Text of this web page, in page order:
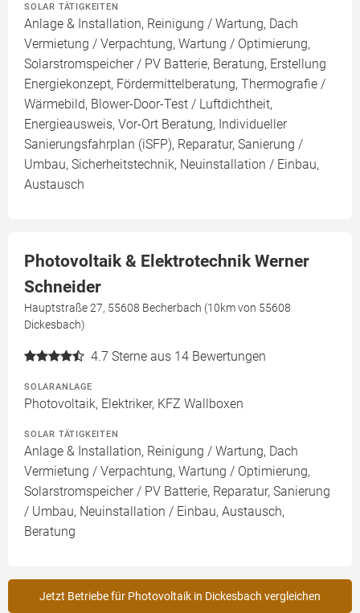
SOLAR TÄTIGKEITEN
Anlage & Installation, Reinigung / Wartung, Dach
Vermietung / Verpachtung, Wartung / Optimierung,
Solarstromspeicher / PV Batterie, Beratung, Erstellung
Energiekonzept, Fördermittelberatung, Thermografie /
Wärmebild, Blower-Door-Test / Luftdichtheit,
Energieausweis, Vor-Ort Beratung, Individueller
Sanierungsfahrplan (iSFP), Reparatur, Sanierung /
Umbau, Sicherheitstechnik, Neuinstallation / Einbau,
Austausch
Photovoltaik & Elektrotechnik Werner
Schneider
Hauptstraße 27, 55608 Becherbach (10km von 55608
Dickesbach)
4.7 Sterne aus 14 Bewertungen
SOLARANLAGE
Photovoltaik, Elektriker, KFZ Wallboxen
SOLAR TÄTIGKEITEN
Anlage & Installation, Reinigung / Wartung, Dach
Vermietung / Verpachtung, Wartung / Optimierung,
Solarstromspeicher / PV Batterie, Reparatur, Sanierung
/ Umbau, Neuinstallation / Einbau, Austausch,
Beratung
Jetzt Betriebe für Photovoltaik in Dickesbach vergleichen